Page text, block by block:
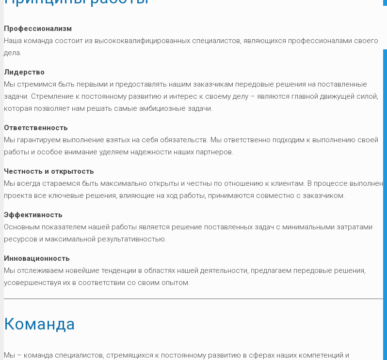
Профессионализм
Наша команда состоит из высококвалифицированных специалистов, являющихся профессионалами своего
дела.
Лидерство
Мы стремимся быть первыми и предоставлять нашим заказчикам передовые решения на поставленные
задачи. Стремление к постоянному развитию и интерес к своему делу – являются главной движущей силой,
которая позволяет нам решать самые амбициозные задачи.
Ответственность
Мы гарантируем выполнение взятых на себя обязательств. Мы ответственно подходим к выполнению своей
работы и особое внимание уделяем надежности наших партнеров.
Честность и открытость
Мы всегда стараемся быть максимально открыты и честны по отношению к клиентам. В процессе выполнения
проекта все ключевые решения, влияющие на ход работы, принимаются совместно с заказчиком.
Эффективность
Основным показателем нашей работы является решение поставленных задач с минимальными затратами
ресурсов и максимальной результативностью.
Инновационность
Мы отслеживаем новейшие тенденции в областях нашей деятельности, предлагаем передовые решения,
усовершенствуя их в соответствии со своим опытом.
Команда
Мы – команда специалистов, стремящихся к постоянному развитию в сферах наших компетенций и